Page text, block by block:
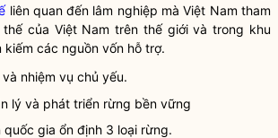
liên quan đến lâm nghiệp mà Việt Nam tham
của Việt Nam trên thế giới và trong khu
các nguồn vốn hỗ trợ.
nhiệm vụ chủ yếu.
lý và phát triển rừng bền vững
quốc gia ổn định 3 loại rừng.